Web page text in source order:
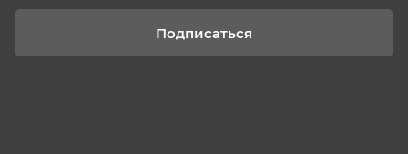
Подписаться